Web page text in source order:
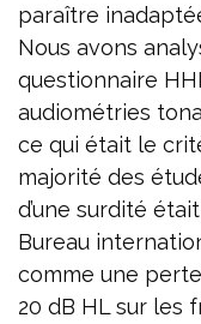
paraître
Nous avons
questionnaire
audiométries
ce qui était le
majorité des
d’une surdité
Bureau
comme une
20 dB HL sur les